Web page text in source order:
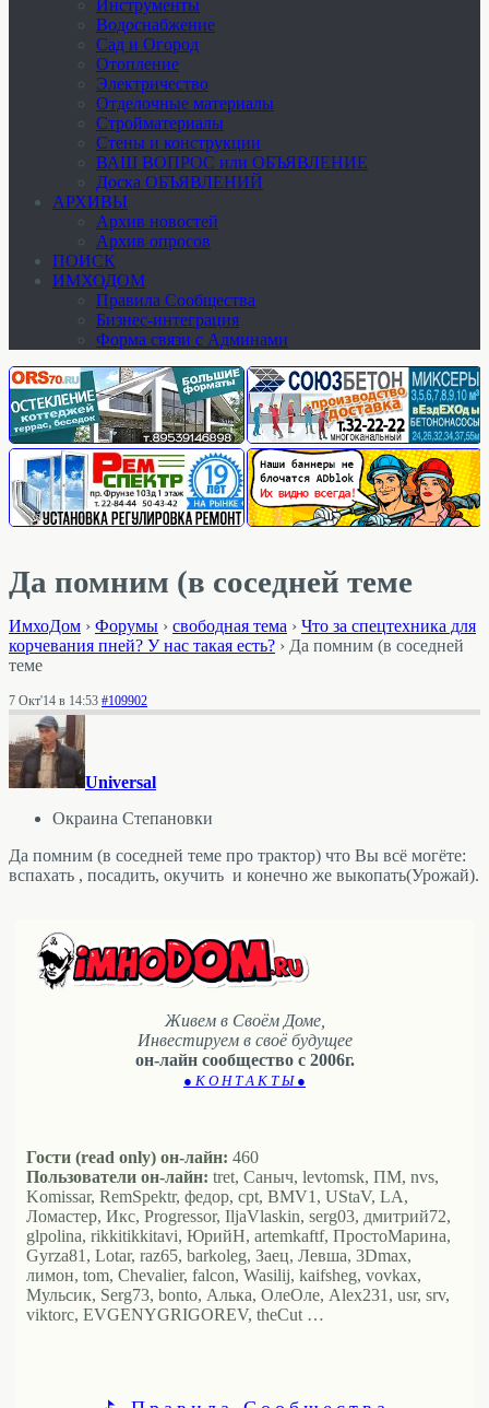
Инструменты
Водоснабжение
Сад и Огород
Отопление
Электричество
Отделочные материалы
Стройматериалы
Стены и конструкции
ВАШ ВОПРОС или ОБЪЯВЛЕНИЕ
Доска ОБЪЯВЛЕНИЙ
АРХИВЫ
Архив новостей
Архив опросов
ПОИСК
ИМХОДОМ
Правила Сообщества
Бизнес-интеграция
Форма связи с Админами
Да помним (в соседней теме
ИмхоДом › Форумы › свободная тема › Что за спецтехника для
корчевания пней? У нас такая есть? › Да помним (в соседней
теме
7 Окт'14 в 14:53 #109902
Universal
Окраина Степановки
Да помним (в соседней теме про трактор) что Вы всё могёте:
вспахать , посадить, окучить и конечно же выкопать(Урожай).
Живем в Своём Доме,
Инвестируем в своё будущее
он-лайн сообщество с 2006г.
● К О Н Т А К Т Ы ●
Гости (read only) он-лайн: 460
Пользователи он-лайн: tret, Саныч, levtomsk, ПМ, nvs,
Komissar, RemSpektr, федор, cpt, BMV1, UStaV, LA,
Ломастер, Икс, Progressor, IljaVlaskin, serg03, дмитрий72,
glpolina, rikkitikkitavi, ЮрийН, artemkaftf, ПростоМарина,
Gyrza81, Lotar, raz65, barkoleg, Заец, Левша, 3Dmax,
лимон, tom, Chevalier, falcon, Wasilij, kaifsheg, vovkax,
Мульсик, Serg73, bonto, Алька, ОлеОле, Alex231, usr, srv,
viktorc, EVGENYGRIGOREV, theCut …